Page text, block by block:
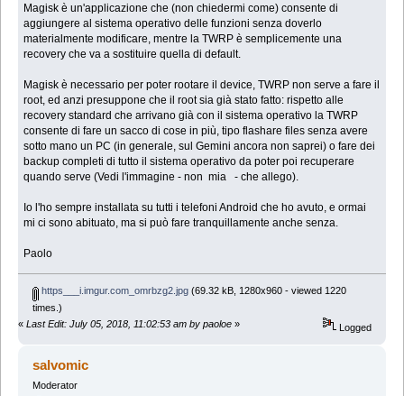
Magisk è un'applicazione che (non chiedermi come) consente di
aggiungere al sistema operativo delle funzioni senza doverlo
materialmente modificare, mentre la TWRP è semplicemente una
recovery che va a sostituire quella di default.
Magisk è necessario per poter rootare il device, TWRP non serve a fare il
root, ed anzi presuppone che il root sia già stato fatto: rispetto alle
recovery standard che arrivano già con il sistema operativo la TWRP
consente di fare un sacco di cose in più, tipo flashare files senza avere
sotto mano un PC (in generale, sul Gemini ancora non saprei) o fare dei
backup completi di tutto il sistema operativo da poter poi recuperare
quando serve (Vedi l'immagine - non mia - che allego).
Io l'ho sempre installata su tutti i telefoni Android che ho avuto, e ormai
mi ci sono abituato, ma si può fare tranquillamente anche senza.
Paolo
https___i.imgur.com_omrbzg2.jpg(69.32 kB, 1280x960 - viewed 1220
times.)
« Last Edit: July 05, 2018, 11:02:53 am by paoloe » Logged
salvomic
Moderator